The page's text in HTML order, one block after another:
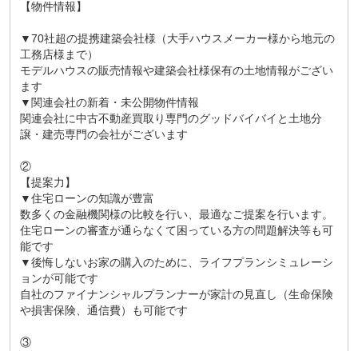
【物件情報】
▼70社超の提携建築会社様（大手ハウスメーカー様から地元の
工務店様まで）
モデルハウスの販売情報や建築会社様保有の土地情報がござい
ます
▼関連会社の新着・未公開物件情報
関連会社に中古不動産買取り専門のグッドバイバイと土地分
譲・建売専門の会社がございます
②
【提案力】
▼住宅ローンの知識が豊富
数多くの金融機関様の比較を行い、最適なご提案を行います。
住宅ローンの審査が通らなくて困っている方の問題解決等も可
能です
▼後悔しないお家の購入のために、ライフプランシミュレーシ
ョンが可能です
自社のファイナンシャルプランナーが家計の見直し（生命保険
や損害保険、通信費）も可能です
③